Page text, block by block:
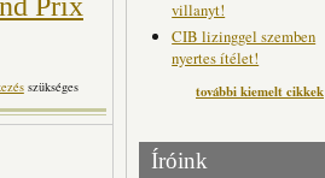
Ballet Grand Prix
szükséges
villanyt!
CIB lizinggel szemben
nyertes ítélet!
további kiemelt cikkek
Íróink